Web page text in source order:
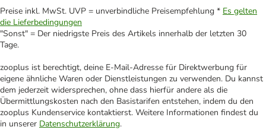
Preise inkl. MwSt. UVP = unverbindliche Preisempfehlung * Es gelten
die Lieferbedingungen
"Sonst" = Der niedrigste Preis des Artikels innerhalb der letzten 30
Tage.
zooplus ist berechtigt, deine E-Mail-Adresse für Direktwerbung für
eigene ähnliche Waren oder Dienstleistungen zu verwenden. Du kannst
dem jederzeit widersprechen, ohne dass hierfür andere als die
Übermittlungskosten nach den Basistarifen entstehen, indem du den
zooplus Kundenservice kontaktierst. Weitere Informationen findest du
in unserer Datenschutzerklärung.